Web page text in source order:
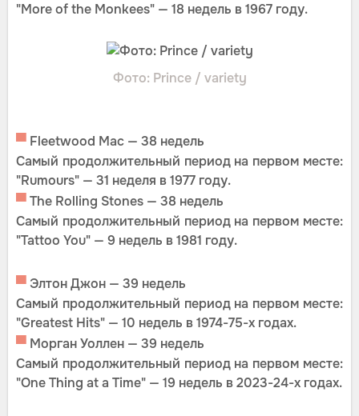
"More of the Monkees" — 18 недель в 1967 году.
Фото: Prince / variety
▀ Fleetwood Mac — 38 недель
Самый продолжительный период на первом месте:
"Rumours" — 31 неделя в 1977 году.
▀The Rolling Stones — 38 недель
Самый продолжительный период на первом месте:
"Tattoo You" — 9 недель в 1981 году.
▀Элтон Джон — 39 недель
Самый продолжительный период на первом месте:
"Greatest Hits" — 10 недель в 1974-75-х годах.
▀ Морган Уоллен — 39 недель
Самый продолжительный период на первом месте:
"One Thing at a Time" — 19 недель в 2023-24-х годах.